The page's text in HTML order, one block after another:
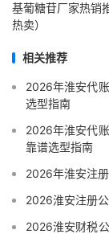
基葡糖苷厂家热销
热卖）
相关推荐
2026年淮安代
选型指南
2026年淮安代
靠谱选型指南
2026年淮安注
2026淮安注册
2026淮安财税